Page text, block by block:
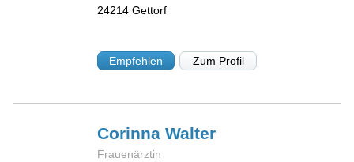
24214 Gettorf
Empfehlen Zum Profil
CorinnaWalter
Frauenärztin